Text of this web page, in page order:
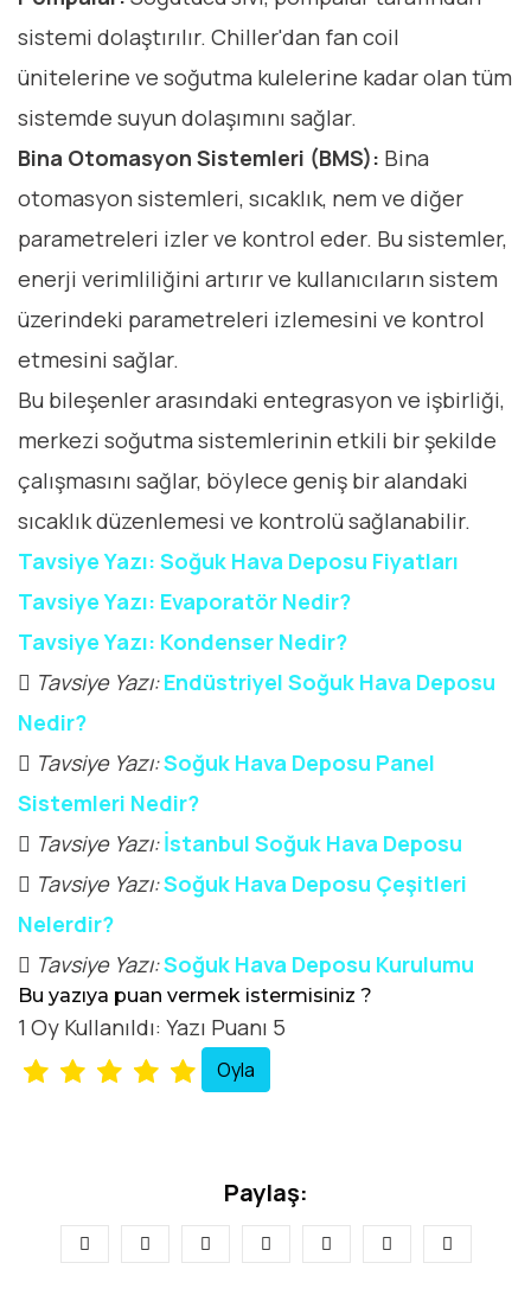
sistemi dolaştırılır. Chiller'dan fan coil
ünitelerine ve soğutma kulelerine kadar olan tüm
sistemde suyun dolaşımını sağlar.
Bina Otomasyon Sistemleri (BMS): Bina
otomasyon sistemleri, sıcaklık, nem ve diğer
parametreleri izler ve kontrol eder. Bu sistemler,
enerji verimliliğini artırır ve kullanıcıların sistem
üzerindeki parametreleri izlemesini ve kontrol
etmesini sağlar.
Bu bileşenler arasındaki entegrasyon ve işbirliği,
merkezi soğutma sistemlerinin etkili bir şekilde
çalışmasını sağlar, böylece geniş bir alandaki
sıcaklık düzenlemesi ve kontrolü sağlanabilir.
Tavsiye Yazı: Soğuk Hava Deposu Fiyatları
Tavsiye Yazı: Evaporatör Nedir?
Tavsiye Yazı: Kondenser Nedir?
Tavsiye Yazı:Endüstriyel Soğuk Hava Deposu
Nedir?
Tavsiye Yazı:Soğuk Hava Deposu Panel
Sistemleri Nedir?
Tavsiye Yazı:İstanbul Soğuk Hava Deposu
Tavsiye Yazı:Soğuk Hava Deposu Çeşitleri
Nelerdir?
Tavsiye Yazı:Soğuk Hava Deposu Kurulumu
Bu yazıya puan vermek istermisiniz ?
1 Oy Kullanıldı: Yazı Puanı 5
Paylaş: